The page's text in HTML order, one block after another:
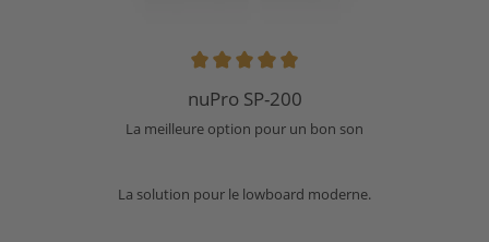
Note moyenne de 4.94 sur 5 étoiles
nuPro SP-200
La meilleure option pour un bon son
La solution pour le lowboard moderne.